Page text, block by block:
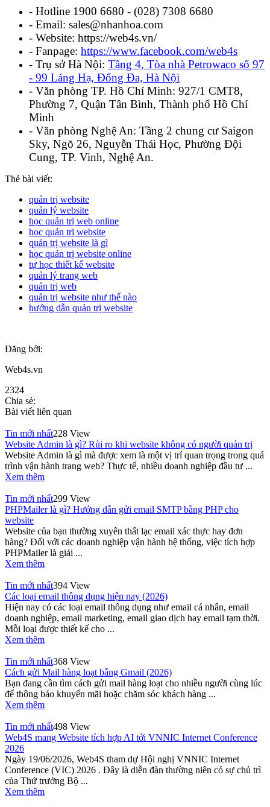
- Hotline 1900 6680 - (028) 7308 6680
- Email: sales@nhanhoa.com
- Website: https://web4s.vn/
- Fanpage: https://www.facebook.com/web4s
- Trụ sở Hà Nội: Tầng 4, Tòa nhà Petrowaco số 97
- 99 Láng Hạ, Đống Đa, Hà Nội
- Văn phòng TP. Hồ Chí Minh: 927/1 CMT8,
Phường 7, Quận Tân Bình, Thành phố Hồ Chí
Minh
- Văn phòng Nghệ An: Tầng 2 chung cư Saigon
Sky, Ngõ 26, Nguyễn Thái Học, Phường Đội
Cung, TP. Vinh, Nghệ An.
Thẻ bài viết:
quản trị website
quản lý website
học quản trị web online
học quản trị website
quản trị website là gì
học quản trị website online
tự học thiết kế website
quản lý trang web
quản trị web
quản trị website như thế nào
hướng dẫn quản trị website
Đăng bởi:
Web4s.vn
2324
Chia sẻ:
Bài viết liên quan
Tin mới nhất228 View
Website Admin là gì? Rủi ro khi website không có người quản trị
Website Admin là gì mà được xem là một vị trí quan trọng trong quá
trình vận hành trang web? Thực tế, nhiều doanh nghiệp đầu tư ...
Xem thêm
Tin mới nhất299 View
PHPMailer là gì? Hướng dẫn gửi email SMTP bằng PHP cho
website
Website của bạn thường xuyên thất lạc email xác thực hay đơn
hàng? Đối với các doanh nghiệp vận hành hệ thống, việc tích hợp
PHPMailer là giải ...
Xem thêm
Tin mới nhất394 View
Các loại email thông dụng hiện nay (2026)
Hiện nay có các loại email thông dụng như email cá nhân, email
doanh nghiệp, email marketing, email giao dịch hay email tạm thời.
Mỗi loại được thiết kế cho ...
Xem thêm
Tin mới nhất368 View
Cách gửi Mail hàng loạt bằng Gmail (2026)
Bạn đang cần tìm cách gửi mail hàng loạt cho nhiều người cùng lúc
để thông báo khuyến mãi hoặc chăm sóc khách hàng ...
Xem thêm
Tin mới nhất498 View
Web4S mang Website tích hợp AI tới VNNIC Internet Conference
2026
Ngày 19/06/2026, Web4S tham dự Hội nghị VNNIC Internet
Conference (VIC) 2026 . Đây là diễn đàn thường niên có sự chủ trì
của Thứ trưởng Bộ ...
Xem thêm